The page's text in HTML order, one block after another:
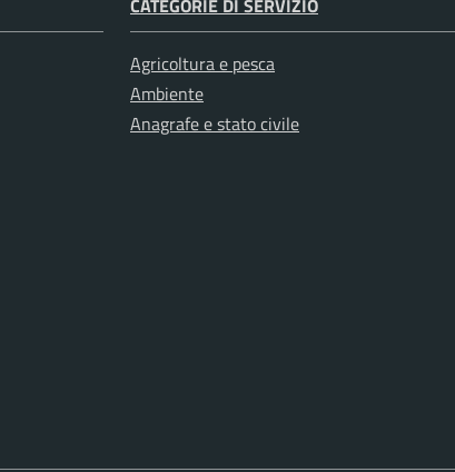
CATEGORIE DI SERVIZIO
Agricoltura e pesca
Ambiente
Anagrafe e stato civile